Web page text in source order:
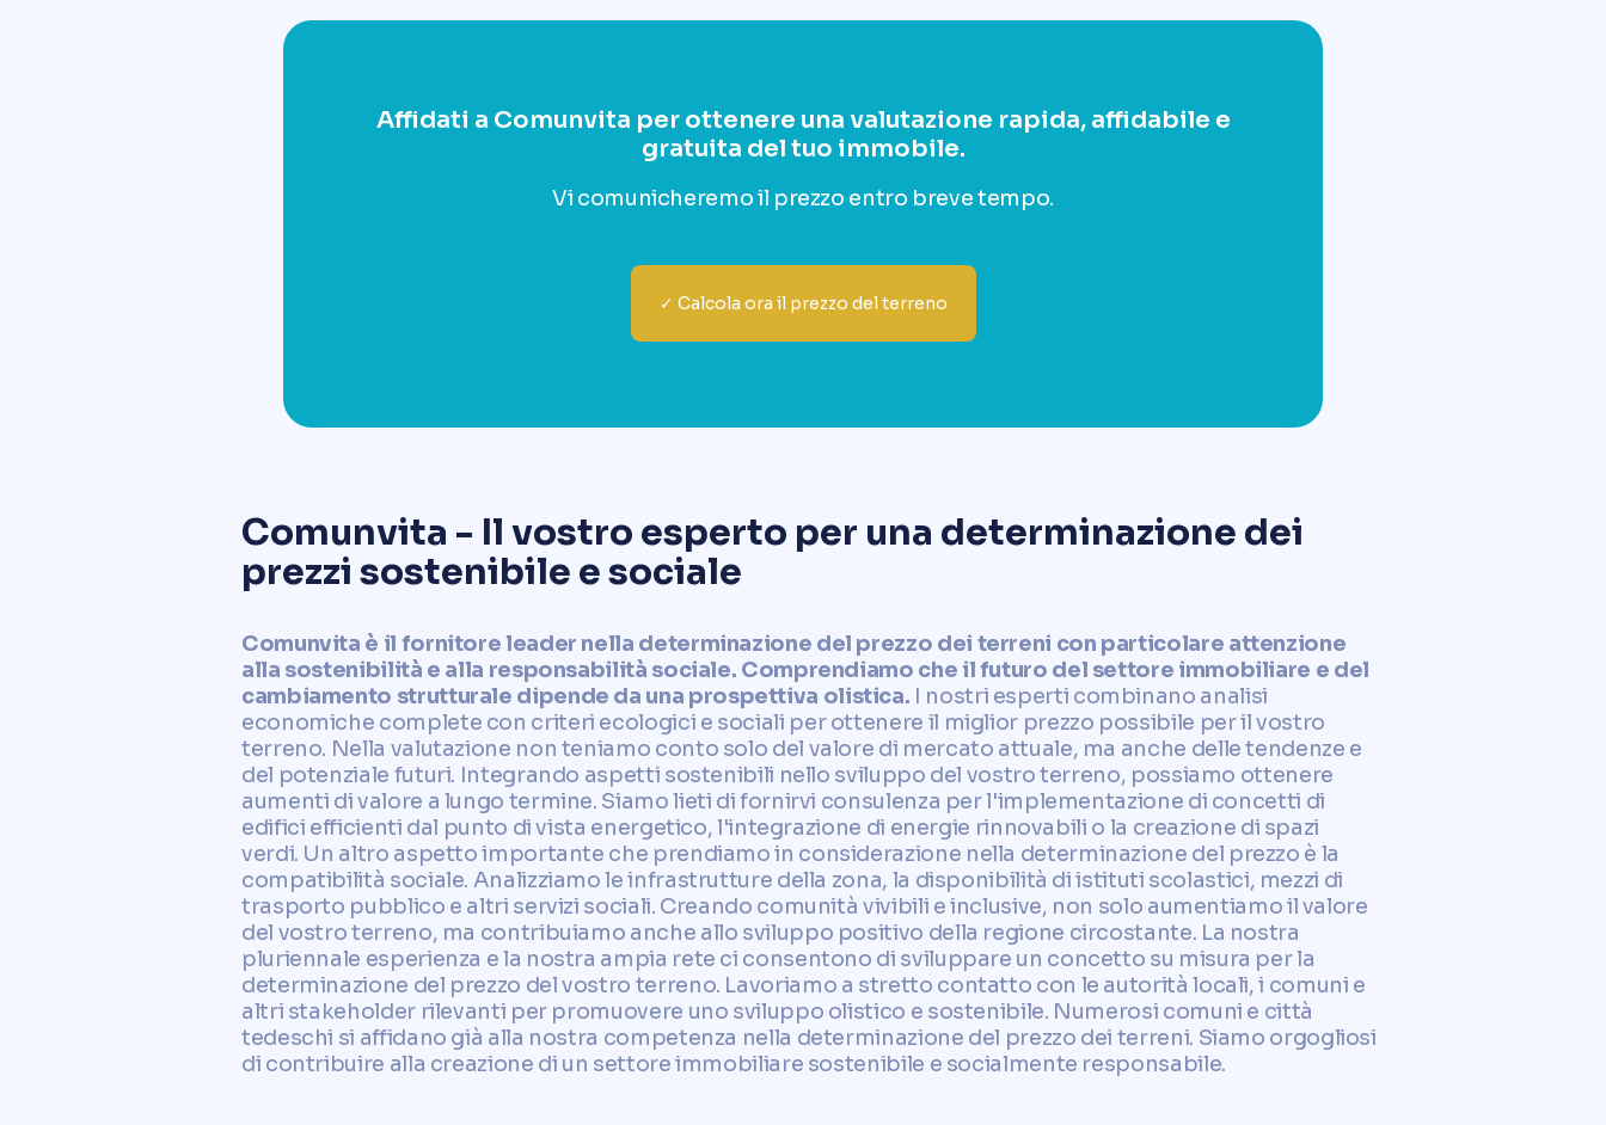
Affidati a Comunvita per ottenere una valutazione rapida, affidabile e
gratuita del tuo immobile.
Vi comunicheremo il prezzo entro breve tempo.
✓ Calcola ora il prezzo del terreno
Comunvita - Il vostro esperto per una determinazione dei
prezzi sostenibile e sociale
Comunvita è il fornitore leader nella determinazione del prezzo dei terreni con particolare attenzione
alla sostenibilità e alla responsabilità sociale. Comprendiamo che il futuro del settore immobiliare e del
cambiamento strutturale dipende da una prospettiva olistica. I nostri esperti combinano analisi
economiche complete con criteri ecologici e sociali per ottenere il miglior prezzo possibile per il vostro
terreno. Nella valutazione non teniamo conto solo del valore di mercato attuale, ma anche delle tendenze e
del potenziale futuri. Integrando aspetti sostenibili nello sviluppo del vostro terreno, possiamo ottenere
aumenti di valore a lungo termine. Siamo lieti di fornirvi consulenza per l'implementazione di concetti di
edifici efficienti dal punto di vista energetico, l'integrazione di energie rinnovabili o la creazione di spazi
verdi. Un altro aspetto importante che prendiamo in considerazione nella determinazione del prezzo è la
compatibilità sociale. Analizziamo le infrastrutture della zona, la disponibilità di istituti scolastici, mezzi di
trasporto pubblico e altri servizi sociali. Creando comunità vivibili e inclusive, non solo aumentiamo il valore
del vostro terreno, ma contribuiamo anche allo sviluppo positivo della regione circostante. La nostra
pluriennale esperienza e la nostra ampia rete ci consentono di sviluppare un concetto su misura per la
determinazione del prezzo del vostro terreno. Lavoriamo a stretto contatto con le autorità locali, i comuni e
altri stakeholder rilevanti per promuovere uno sviluppo olistico e sostenibile. Numerosi comuni e città
tedeschi si affidano già alla nostra competenza nella determinazione del prezzo dei terreni. Siamo orgogliosi
di contribuire alla creazione di un settore immobiliare sostenibile e socialmente responsabile.